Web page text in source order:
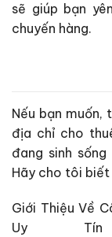
sẽ giúp bạn
chuyến hàng.
Nếu bạn
địa chỉ cho
đang sinh
Hãy cho tôi biết
Giới Thiệu Về
Uy